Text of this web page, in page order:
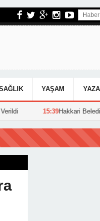
YAŞAM
Hakkari Belediyesi’nden kent